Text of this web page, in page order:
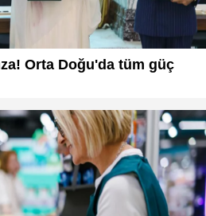
Orta Doğu'da tüm güç